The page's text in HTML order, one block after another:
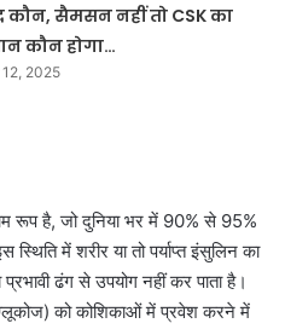
कौन, सैमसन नहीं तो CSK का
कौन होगा…
2025
रूप है, जो दुनिया भर में 90% से 95%
स्थिति में शरीर या तो पर्याप्त इंसुलिन का
ढंग से उपयोग नहीं कर पाता है।
को कोशिकाओं में प्रवेश करने में